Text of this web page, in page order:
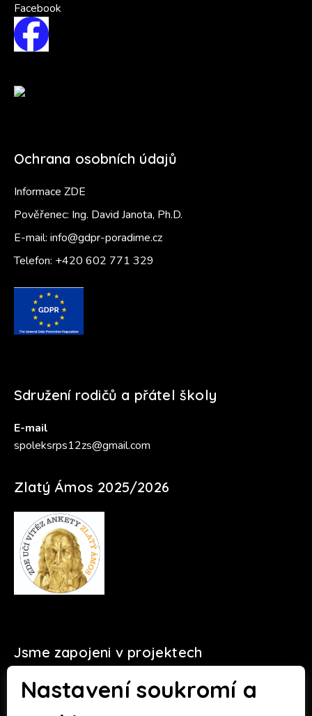
Nastavení soukromí a
Facebook
Ochrana osobních údajů
Informace ZDE
Pověřenec: Ing. David Janota, Ph.D.
E-mail: info@gdpr-poradime.cz
Telefon: +420 602 771 329
Sdružení rodičů a přátel školy
E-mail
spoleksrps12zs@gmail.com
Zlatý Ámos 2025/2026
Jsme zapojeni v projektech